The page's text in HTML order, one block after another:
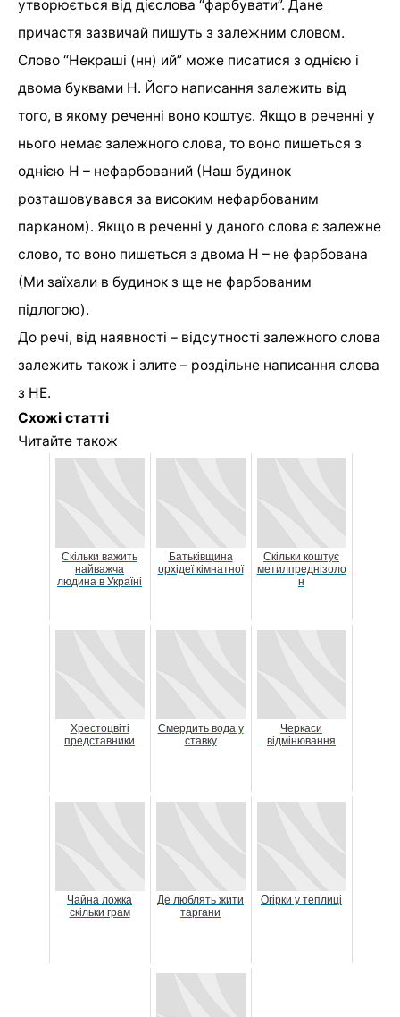
утворюється від дієслова “фарбувати”. Дане
причастя зазвичай пишуть з залежним словом.
Слово “Некраші (нн) ий” може писатися з однією і
двома буквами Н. Його написання залежить від
того, в якому реченні воно коштує. Якщо в реченні у
нього немає залежного слова, то воно пишеться з
однією Н – нефарбований (Наш будинок
розташовувався за високим нефарбованим
парканом). Якщо в реченні у даного слова є залежне
слово, то воно пишеться з двома Н – не фарбована
(Ми заїхали в будинок з ще не фарбованим
підлогою).
До речі, від наявності – відсутності залежного слова
залежить також і злите – роздільне написання слова
з НЕ.
Схожі статті
Читайте також
Скільки важить
найважча
людина в Україні
Батьківщина
орхідеї кімнатної
Скільки коштує
метилпреднізоло
н
Хрестоцвіті
представники
Смердить вода у
ставку
Черкаси
відмінювання
Чайна ложка
скільки грам
Де люблять жити
таргани
Огірки у теплиці